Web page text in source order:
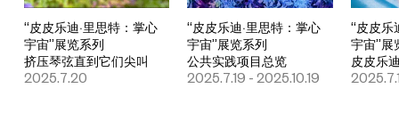
“皮皮乐迪·里思特：掌心
宇宙”展览系列
挤压琴弦直到它们尖叫
2025.7.20
“皮皮乐迪·里思特：掌心
宇宙”展览系列
公共实践项目总览
2025.7.19 - 2025.10.19
“皮皮乐
宇宙”展
皮皮乐